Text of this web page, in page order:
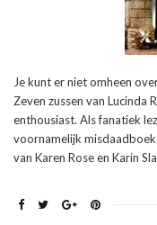
Je kunt er niet omheen
Zeven zussen van Lucinda
enthousiast. Als fanatiek
voornamelijk
van Karen Rose en Karin